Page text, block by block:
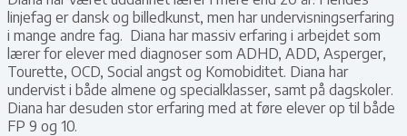
linjefag er dansk og billedkunst, men har undervisningserfaring
i mange andre fag. Diana har massiv erfaring i arbejdet som
lærer for elever med diagnoser som ADHD, ADD, Asperger,
Tourette, OCD, Social angst og Komobiditet. Diana har
undervist i både almene og specialklasser, samt på dagskoler.
Diana har desuden stor erfaring med at føre elever op til både
FP 9 og 10.